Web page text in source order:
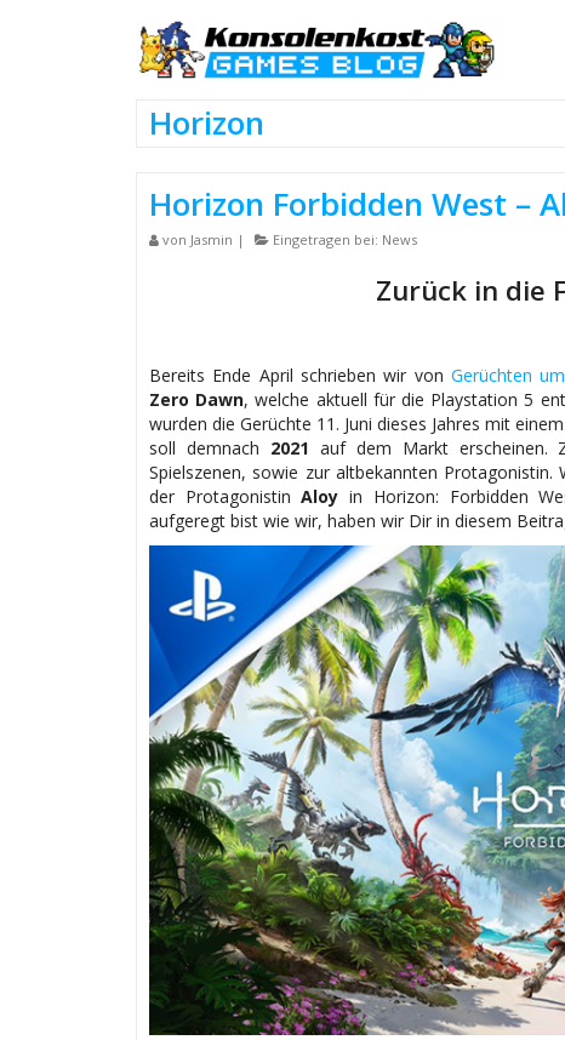
Horizon
Horizon Forbidden West –
von Jasmin | Eingetragen bei: News
Zurück in die
Bereits Ende April schrieben wir von Gerüchten
Zero Dawn, welche aktuell für die Playstation 5
wurden die Gerüchte 11. Juni dieses Jahres mit
soll demnach 2021 auf dem Markt erscheinen.
Spielszenen, sowie zur altbekannten
der ProtagonistinAloy in Horizon: Forbidden
aufgeregt bist wie wir, haben wir Dir in diesem